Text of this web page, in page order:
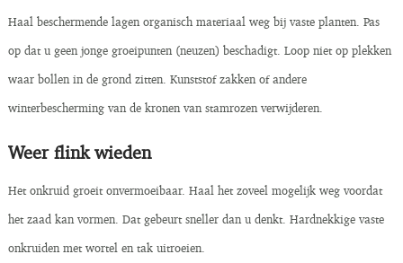
Haal beschermende lagen organisch materiaal weg bij vaste planten. Pas
op dat u geen jonge groeipunten (neuzen) beschadigt. Loop niet op plekken
waar bollen in de grond zitten. Kunststof zakken of andere
winterbescherming van de kronen van stamrozen verwijderen.
Weer flink wieden
Het onkruid groeit onvermoeibaar. Haal het zoveel mogelijk weg voordat
het zaad kan vormen. Dat gebeurt sneller dan u denkt. Hardnekkige vaste
onkruiden met wortel en tak uitroeien.